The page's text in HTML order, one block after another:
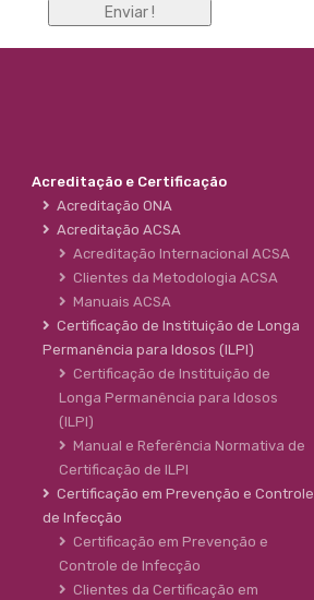
Enviar !
Acreditação e Certificação
Acreditação ONA
Acreditação ACSA
Acreditação Internacional ACSA
Clientes da Metodologia ACSA
Manuais ACSA
Certificação de Instituição de Longa
Permanência para Idosos (ILPI)
Certificação de Instituição de
Longa Permanência para Idosos
(ILPI)
Manual e Referência Normativa de
Certificação de ILPI
Certificação em Prevenção e Controle
de Infecção
Certificação em Prevenção e
Controle de Infecção
Clientes da Certificação em